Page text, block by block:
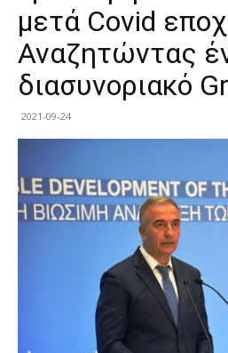
μετά Covid
Αναζητώντας
διασυνοριακό
2021-09-24